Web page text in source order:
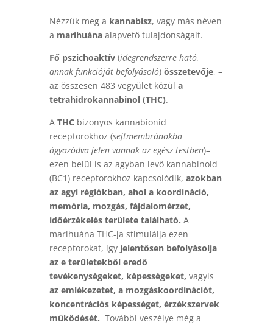
Nézzük meg a kannabisz, vagy más néven
a marihuána alapvető tulajdonságait.
Fő pszichoaktív(idegrendszerre ható,
annak funkcióját befolyásoló)összetevője, –
az összesen 483 vegyület közül a
tetrahidrokannabinol (THC).
A THC bizonyos kannabionid
receptorokhoz (sejtmembránokba
ágyazódva jelen vannak az egész testben)–
ezen belül is az agyban levő kannabinoid
(BC1) receptorokhoz kapcsolódik, azokban
az agyi régiókban, ahol a koordináció,
memória, mozgás, fájdalomérzet,
időérzékelés területe található. A
marihuána THC-ja stimulálja ezen
receptorokat, így jelentősen befolyásolja
az e területekből eredő
tevékenységeket, képességeket, vagyis
az emlékezetet, a mozgáskoordinációt,
koncentrációs képességet, érzékszervek
működését. További veszélye még a